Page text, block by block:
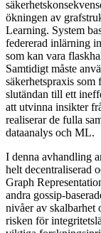
ökningen av
Learning. System
federerad inlärning
som kan vara
Samtidigt måste
säkerhetspraxis
slutändan till ett
att utvinna insikter
realiserar de fulla
dataanalys och ML.
I denna avhandling
helt decentraliserad
Graph
andra gossip-
nivåer av skalbarhet
risken för